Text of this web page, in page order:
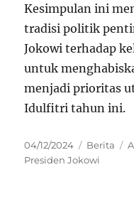
Kesimpulan ini
tradisi politik
Jokowi terhadap
untuk
menjadi prioritas
Idulfitri tahun ini.
Posted
on
04/12/2024 Berita
Presiden Jokowi